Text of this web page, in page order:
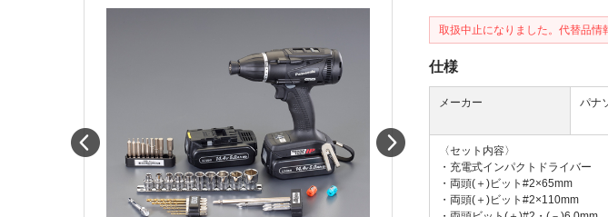
取扱中止になりました。代替品情
仕様
メーカー パナ
〈セット内容〉
・充電式インパクトドライバー
・両頭(＋)ビット#2×65mm
・両頭(＋)ビット#2×110mm